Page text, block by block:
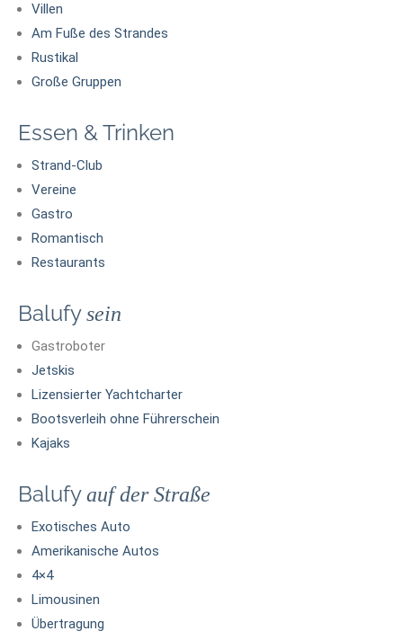
Villen
Am Fuße des Strandes
Rustikal
Große Gruppen
Essen & Trinken
Strand-Club
Vereine
Gastro
Romantisch
Restaurants
Balufysein
Gastroboter
Jetskis
Lizensierter Yachtcharter
Bootsverleih ohne Führerschein
Kajaks
Balufyauf der Straße
Exotisches Auto
Amerikanische Autos
4×4
Limousinen
Übertragung